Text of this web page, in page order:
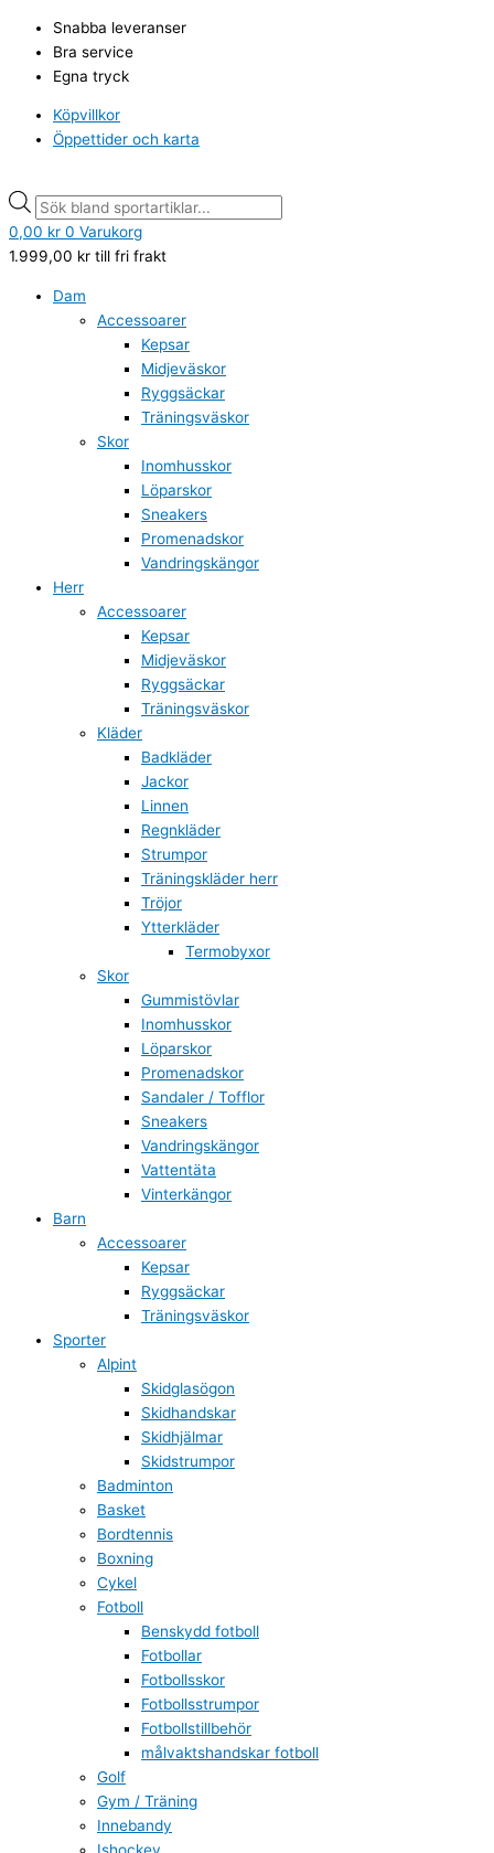
innehåll
Snabba leveranser
Bra service
Egna tryck
Köpvillkor
Öppettider och karta
search
0,00 kr 0 Varukorg
1.999,00 kr till fri frakt
Dam
Accessoarer
Kepsar
Midjeväskor
Ryggsäckar
Träningsväskor
Skor
Inomhusskor
Löparskor
Sneakers
Promenadskor
Vandringskängor
Herr
Accessoarer
Kepsar
Midjeväskor
Ryggsäckar
Träningsväskor
Kläder
Badkläder
Jackor
Linnen
Regnkläder
Strumpor
Träningskläder herr
Tröjor
Ytterkläder
Termobyxor
Skor
Gummistövlar
Inomhusskor
Löparskor
Promenadskor
Sandaler / Tofflor
Sneakers
Vandringskängor
Vattentäta
Vinterkängor
Barn
Accessoarer
Kepsar
Ryggsäckar
Träningsväskor
Sporter
Alpint
Skidglasögon
Skidhandskar
Skidhjälmar
Skidstrumpor
Badminton
Basket
Bordtennis
Boxning
Cykel
Fotboll
Benskydd fotboll
Fotbollar
Fotbollsskor
Fotbollsstrumpor
Fotbollstillbehör
målvaktshandskar fotboll
Golf
Gym / Träning
Innebandy
Ishockey
search